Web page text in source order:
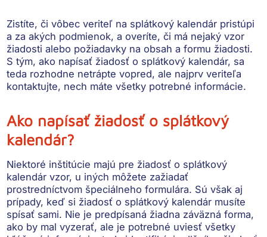
Zistíte, či vôbec veriteľ na splátkový kalendár pristúpi
a za akých podmienok, a overíte, či má nejakývzor
žiadosti alebo požiadavky na obsah a formu žiadosti.
S tým, ako napísať žiadosť o splátkový kalendár, sa
teda rozhodne netrápte vopred, ale najprv veriteľa
kontaktujte, nech máte všetky potrebné informácie.
Ako napísať žiadosť o splátkový
kalendár?
Niektoré inštitúcie majú pre žiadosť o splátkový
kalendár vzor, u iných môžete zažiadať
prostredníctvom špeciálnehoformulára. Sú však aj
prípady, keď si žiadosť o splátkový kalendár musíte
spísať sami. Nie je predpísaná žiadna záväzná forma,
ako by mal vyzerať, ale je potrebné uviesť všetky